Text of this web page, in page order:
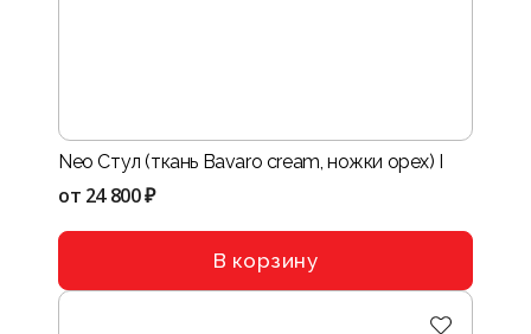
Neo Стул (ткань Bavaro cream, ножки орех) I
от 24 800 ₽
В корзину